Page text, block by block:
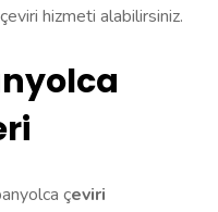
hizmeti alabilirsiniz.
çeviri